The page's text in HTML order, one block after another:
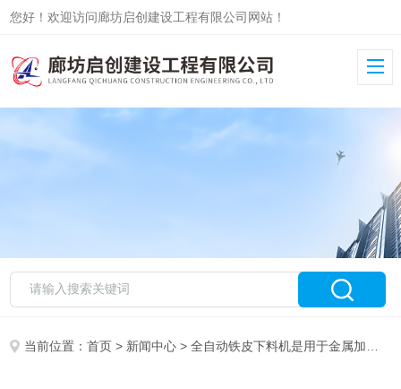
您好！欢迎访问廊坊启创建设工程有限公司网站！
当前位置：首页 > 新闻中心 > 全自动铁皮下料机是用于金属加工行业的重要设备